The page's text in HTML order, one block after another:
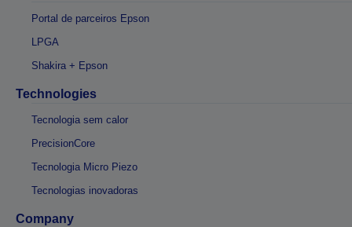
Portal de parceiros Epson
LPGA
Shakira + Epson
Technologies
Tecnologia sem calor
PrecisionCore
Tecnologia Micro Piezo
Tecnologias inovadoras
Company